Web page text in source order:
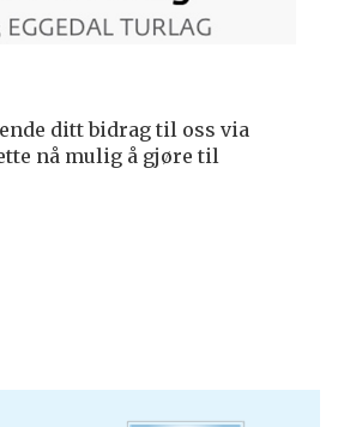
ditt bidrag til oss via
nå mulig å gjøre til